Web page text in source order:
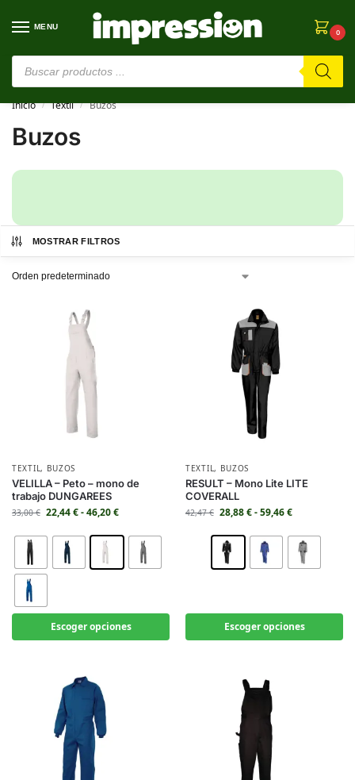
MENU
0
⚠️ Estamos en pruebas. Si algo falla, ¡Perdón!⚠️
Inicio / Textil / Buzos
Buzos
MOSTRAR FILTROS
TEXTIL, BUZOS
VELILLA – Peto – mono de
trabajo DUNGAREES
33,00€ 22,44€-46,20€
Escoger opciones
TEXTIL, BUZOS
RESULT – Mono Lite LITE
COVERALL
42,47€ 28,88€-59,46€
Escoger opciones